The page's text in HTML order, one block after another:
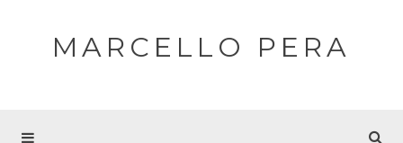
MARCELLO PERA